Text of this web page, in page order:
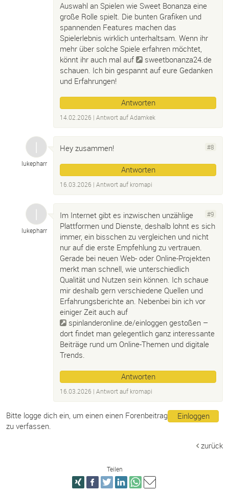
Auswahl an Spielen wie Sweet Bonanza eine
große Rolle spielt. Die bunten Grafiken und
spannenden Features machen das
Spielerlebnis wirklich unterhaltsam. Wenn ihr
mehr über solche Spiele erfahren möchtet,
könnt ihr auch mal auf
sweetbonanza24.de
schauen. Ich bin gespannt auf eure Gedanken
und Erfahrungen!
Antworten
14.02.2026 | Antwort aufAdamkek
lukepharr
#8
Hey zusammen!
Antworten
16.03.2026 | Antwort auf kromapi
lukepharr
#9
Im Internet gibt es inzwischen unzählige
Plattformen und Dienste, deshalb lohnt es sich
immer, ein bisschen zu vergleichen und nicht
nur auf die erste Empfehlung zu vertrauen.
Gerade bei neuen Web- oder Online-Projekten
merkt man schnell, wie unterschiedlich
Qualität und Nutzen sein können. Ich schaue
mir deshalb gern verschiedene Quellen und
Erfahrungsberichte an. Nebenbei bin ich vor
einiger Zeit auch auf
spinlanderonline.de/einloggen gestoßen –
dort findet man gelegentlich ganz interessante
Beiträge rund um Online-Themen und digitale
Trends.
Antworten
16.03.2026 | Antwort auf kromapi
Einloggen
Bitte logge dich ein, um einen einen Forenbeitrag
zu verfassen.
zurück
Teilen